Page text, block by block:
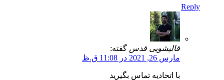
Reply
قالیشویی قدس گفته:
مارس 26, 2021 در 11:08 ق.ظ
با اتحادیه تماس بگیرید